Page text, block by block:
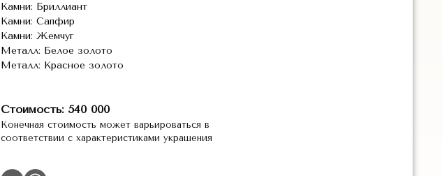
Камни: Бриллиант
Камни: Сапфир
Камни: Жемчуг
Металл: Белое золото
Металл: Красное золото
Стоимость: 540 000
Конечная стоимость может варьироваться в
соответствии с характеристиками украшения